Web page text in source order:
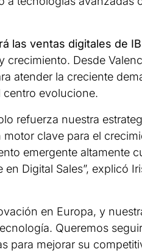
las ventas digitales de
crecimiento. Desde
atender la creciente
centro evolucione.
refuerza nuestra
clave para el
emergente altamente
Digital Sales”, explicó
en Europa, y
Queremos
para mejorar su